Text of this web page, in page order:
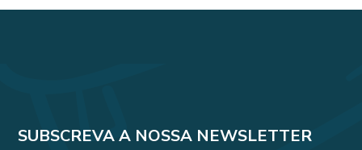
SUBSCREVA A NOSSA NEWSLETTER